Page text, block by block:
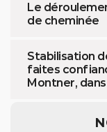
Le
de cheminée
Stabilisation
faites
Montner,